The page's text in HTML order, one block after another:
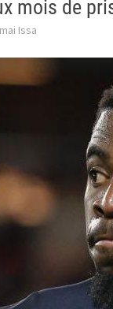
mois de
Issa